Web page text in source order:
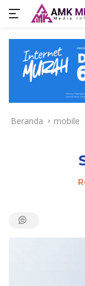
konten
Beranda mobile